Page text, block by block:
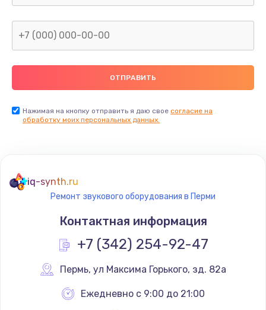
Нажимая на кнопку отправить я даю свое согласие на
обработку моих персональных данных.
iq-synth.ru
Ремонт звукового оборудования в Перми
Контактная информация
+7 (342) 254-92-47
Пермь, ул Максима Горького, зд. 82а
Ежедневно с 9:00 до 21:00